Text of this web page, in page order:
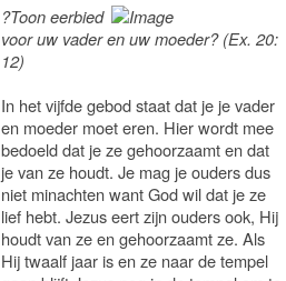
?Toon eerbied
voor uw vader en uw moeder? (Ex. 20:
12)
In het vijfde gebod staat dat je je vader
en moeder moet eren. Hier wordt mee
bedoeld dat je ze gehoorzaamt en dat
je van ze houdt. Je mag je ouders dus
niet minachten want God wil dat je ze
lief hebt. Jezus eert zijn ouders ook, Hij
houdt van ze en gehoorzaamt ze. Als
Hij twaalf jaar is en ze naar de tempel